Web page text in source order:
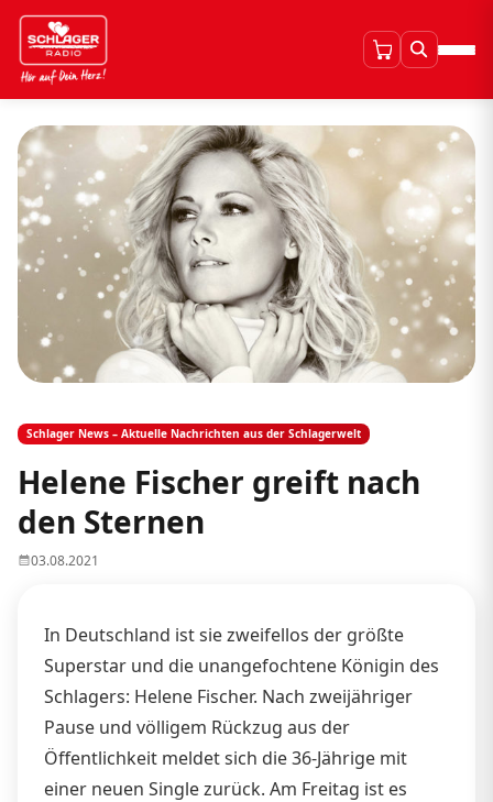
Schlager News – Aktuelle Nachrichten aus der Schlagerwelt
Helene Fischer greift nach
den Sternen
03.08.2021
In Deutschland ist sie zweifellos der größte
Superstar und die unangefochtene Königin des
Schlagers: Helene Fischer. Nach zweijähriger
Pause und völligem Rückzug aus der
Öffentlichkeit meldet sich die 36-Jährige mit
einer neuen Single zurück. Am Freitag ist es